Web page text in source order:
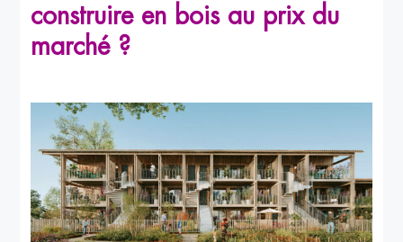
construire en bois au prix du
marché ?